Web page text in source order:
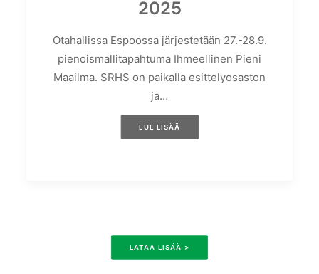
2025
Otahallissa Espoossa järjestetään 27.-28.9.
pienoismallitapahtuma Ihmeellinen Pieni
Maailma. SRHS on paikalla esittelyosaston
ja…
LUE LISÄÄ
LATAA LISÄÄ >